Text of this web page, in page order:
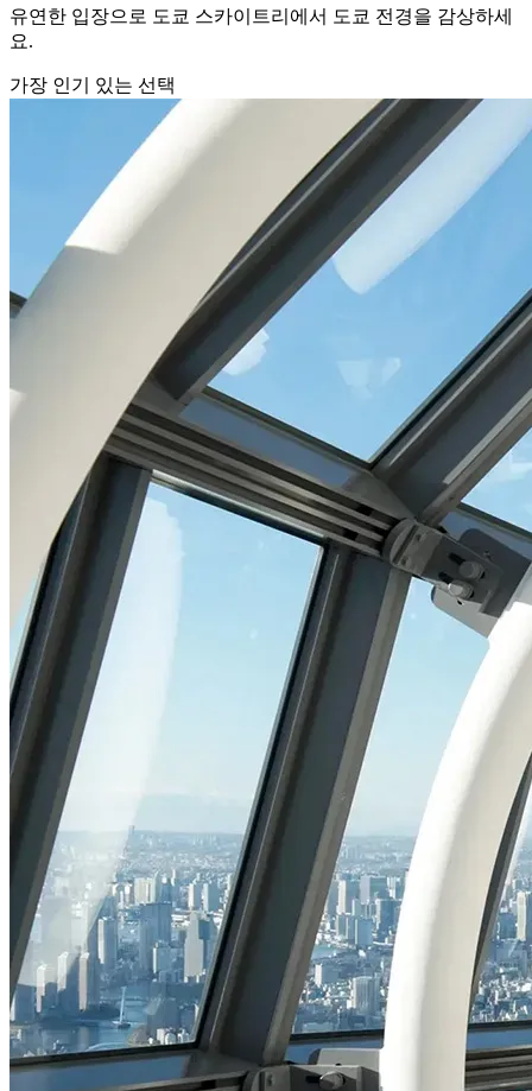
유연한 입장으로 도쿄 스카이트리에서 도쿄 전경을 감상하세
요.
가장 인기 있는 선택